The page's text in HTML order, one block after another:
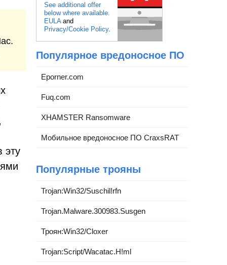
эту
See additional offer
below where available.
EULAand
Privacy/Cookie Policy.
Популярное вредоносное ПО
Eporner.com
Fuq.com
XHAMSTER Ransomware
Мобильное вредоносное ПО CraxsRAT
Популярные трояны
Trojan:Win32/Suschil!rfn
Trojan.Malware.300983.Susgen
Троян:Win32/Cloxer
Trojan:Script/Wacatac.H!ml